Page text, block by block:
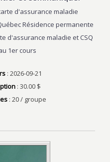
d'assurance maladie
Résidence permanente
d'assurance maladie et CSQ
1er cours
: 2026-09-21
: 30.00 $
: 20 / groupe